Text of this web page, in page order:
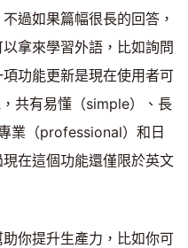
過如果篇幅很長的回答，
拿來學習外語，比如詢問
功能更新是現在使用者可
共有易懂（simple）、長
業（professional）和日
在這個功能還僅限於英文
你提升生產力，比如你可